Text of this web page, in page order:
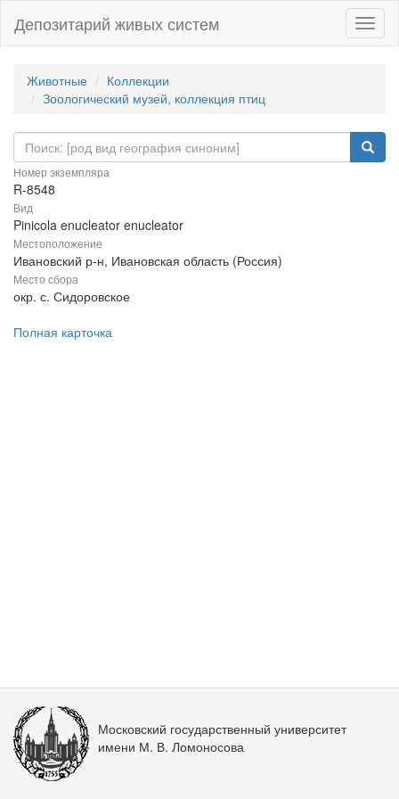
Депозитарий живых систем
Животные
Коллекции
Зоологический музей, коллекция птиц
Номер экземпляра
R-8548
Вид
Pinicola enucleator enucleator
Местоположение
Ивановский р-н, Ивановская область (Россия)
Место сбора
окр. с. Сидоровское
Полная карточка
Московский государственный университет
имени М. В. Ломоносова